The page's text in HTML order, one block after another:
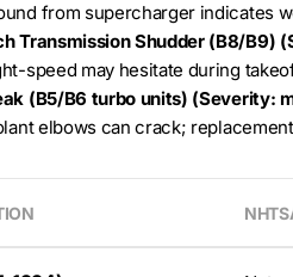
from supercharger indicates
Transmission Shudder (B8/B9)
speed may hesitate during
(B5/B6 turbo units) (Severity:
elbows can crack;